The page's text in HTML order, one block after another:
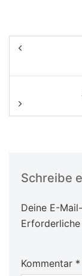
Schreibe
Deine E-
Kommentar *